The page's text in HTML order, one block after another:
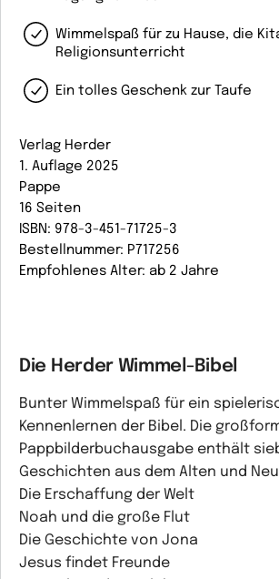
Wimmelspaß für zu Hause, die
Religionsunterricht
Ein tolles Geschenk zur Taufe
Verlag Herder
1. Auflage 2025
Pappe
16 Seiten
ISBN: 978-3-451-71725-3
Bestellnummer: P717256
Empfohlenes Alter: ab 2 Jahre
Die Herder Wimmel-Bibel
Bunter Wimmelspaß für ein
Kennenlernen der Bibel. Die
Pappbilderbuchausgabe enthält
Geschichten aus dem Alten und
Die Erschaffung der Welt
Noah und die große Flut
Die Geschichte von Jona
Jesus findet Freunde